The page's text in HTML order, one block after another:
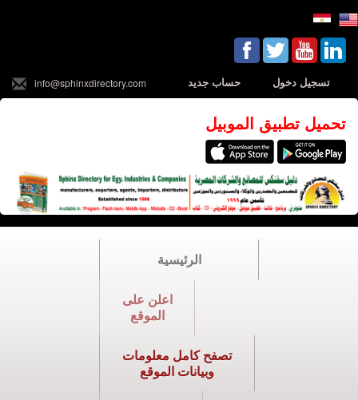
تسجيل دخول حساب جديد info@sphinxdirectory.com
تحميل تطبيق الموبيل
الرئيسية
اعلن على
الموقع
تصفح كامل معلومات
وبيانات الموقع